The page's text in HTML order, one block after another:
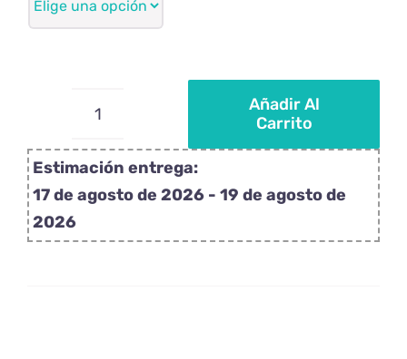
Piruletas
personalizadas
Barbie
rosa
Añadir Al
Carrito
Estimación entrega:
17 de agosto de 2026 - 19 de agosto de
2026